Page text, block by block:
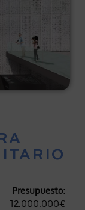
Presupuesto:
12.000.000€